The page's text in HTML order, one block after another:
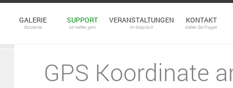
GALERIE
Nutzende
SUPPORT
wir helfen gern
VERANSTALTUNGEN
im Gespräch
KONTAKT
stellen Sie Fragen
GPS Koordinate